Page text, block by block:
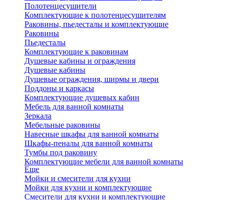
Полотенцесушители
Комплектующие к полотенцесушителям
Раковины, пьедесталы и комплектующие
Раковины
Пьедесталы
Комплектующие к раковинам
Душевые кабины и ограждения
Душевые кабины
Душевые ограждения, ширмы и двери
Поддоны и каркасы
Комплектующие душевых кабин
Мебель для ванной комнаты
Зеркала
Мебельные раковины
Навесные шкафы для ванной комнаты
Шкафы-пеналы для ванной комнаты
Тумбы под раковину
Комплектующие мебели для ванной комнаты
Еще
Мойки и смесители для кухни
Мойки для кухни и комплектующие
Смесители для кухни и комплектующие